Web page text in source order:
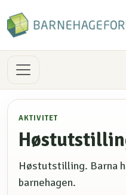
AKTIVITET
Høstutstilling. Barna
barnehagen.